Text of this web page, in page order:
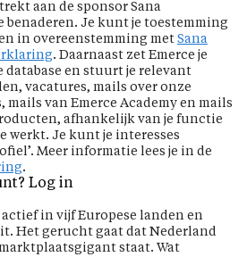
aan de sponsor Sana
benaderen. Je kunt je toestemming
in overeenstemming met Sana
. Daarnaast zet Emerce je
database en stuurt je relevant
vacatures, mails over onze
mails van Emerce Academy en mails
afhankelijk van je functie
werkt. Je kunt je interesses
Meer informatie lees je in de
.
Log in
in vijf Europese landen en
Het gerucht gaat dat Nederland
staat. Wat